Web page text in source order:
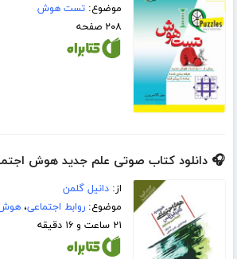
موضوع:تست هوش
۲۰۸ صفحه
🎧 دانلود کتاب صوتی علم جدید هوش
از:دانیل گلمن
موضوع:روابط اجتماعی،هوش
۲۱ ساعت و ۱۶ دقیقه